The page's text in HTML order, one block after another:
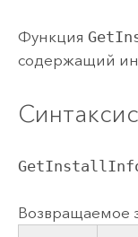
Функция
содержащий
Синтаксис
Возвращаемое